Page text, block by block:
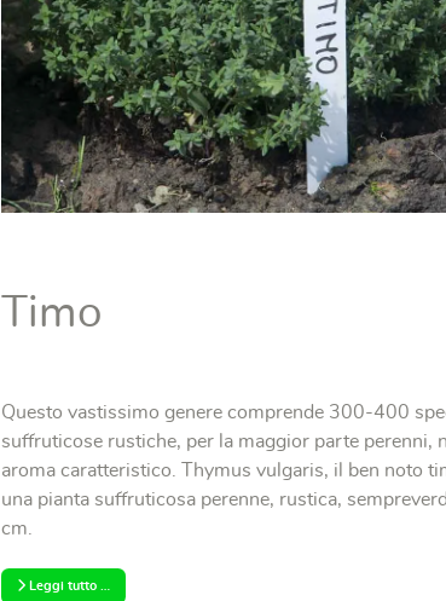
Timo
Questo vastissimo genere comprende 300-400
suffruticose rustiche, per la maggior parte perenni,
aroma caratteristico. Thymus vulgaris, il ben noto
una pianta suffruticosa perenne, rustica,
cm.
Leggi tutto …